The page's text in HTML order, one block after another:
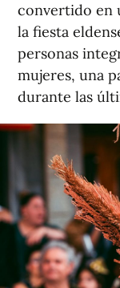
convertido en
la fiesta
personas
mujeres, una
durante las